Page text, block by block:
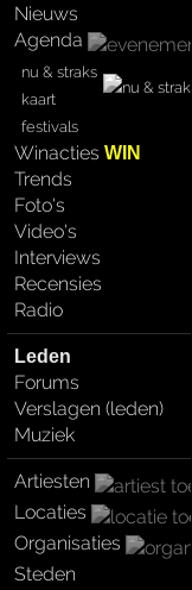
Nieuws
Agenda
nu & straks
kaart
festivals
WinactiesWIN
Trends
Foto's
Video's
Interviews
Recensies
Radio
Leden
Forums
Verslagen (leden)
Muziek
Artiesten
Locaties
Organisaties
Steden